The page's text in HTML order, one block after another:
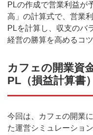
PLの作成で営業利益が
高」の計算式で、営業
PLを計算し、収支のバ
経営の勝算を高めるコツ
カフェの開業資
PL（損益計算書
今回は、カフェの開業
た運営シミュレーショ